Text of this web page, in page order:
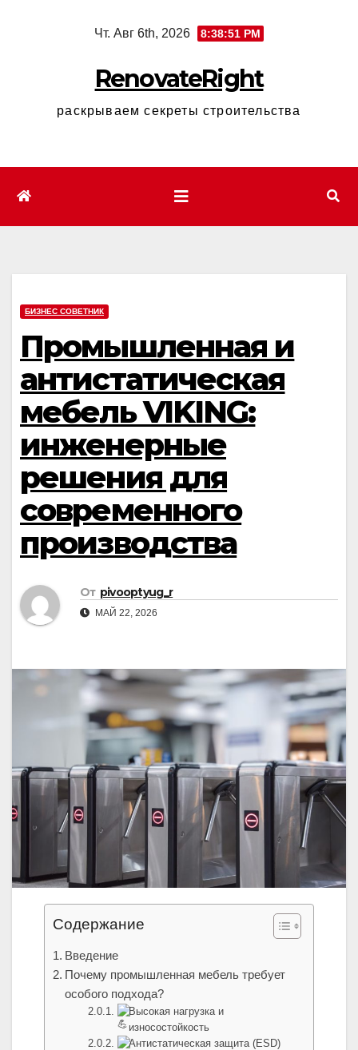
Чт. Авг 6th, 2026 8:38:52 PM
RenovateRight
раскрываем секреты строительства
БИЗНЕС СОВЕТНИК
Промышленная и
антистатическая
мебель VIKING:
инженерные
решения для
современного
производства
От pivooptyug_r
МАЙ 22, 2026
Содержание
Введение
Почему промышленная мебель требует
особого подхода?
Высокая нагрузка и
износостойкость
Антистатическая защита (ESD)